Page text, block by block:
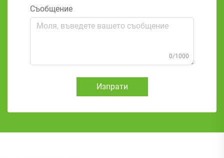
Съобщение
0/1000
Изпрати